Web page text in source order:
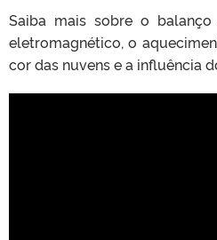
Saiba mais sobre o
eletromagnético, o
cor das nuvens e a influência